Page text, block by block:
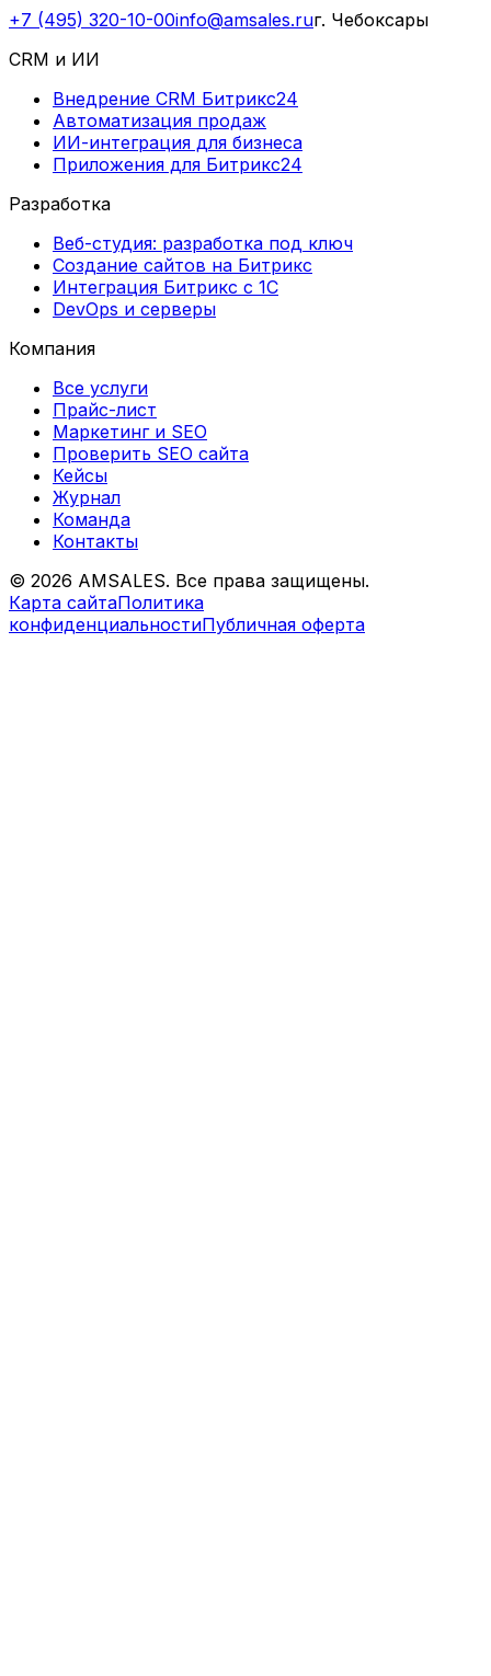
+7 (495) 320-10-00info@amsales.ruг. Чебоксары
CRM и ИИ
Внедрение CRM Битрикс24
Автоматизация продаж
ИИ-интеграция для бизнеса
Приложения для Битрикс24
Разработка
Веб-студия: разработка под ключ
Создание сайтов на Битрикс
Интеграция Битрикс с 1С
DevOps и серверы
Компания
Все услуги
Прайс-лист
Маркетинг и SEO
Проверить SEO сайта
Кейсы
Журнал
Команда
Контакты
© 2026 AMSALES. Все права защищены.
Карта сайтаПолитика
конфиденциальностиПубличная оферта